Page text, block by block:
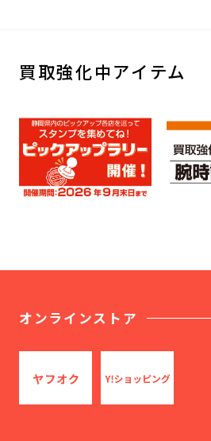
買取強化中アイテム
オンラインストア